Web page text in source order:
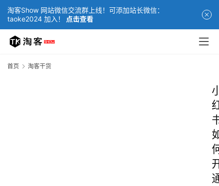
淘客Show 网站微信交流群上线！可添加站长微信：
taoke2024 加入！
点击查看
首页 淘客干货